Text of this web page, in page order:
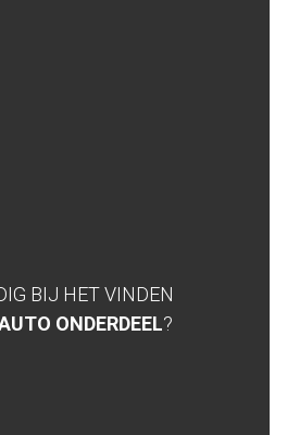
BIJ HET VINDEN
ONDERDEEL?